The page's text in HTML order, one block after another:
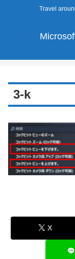
Travel
3-k
X